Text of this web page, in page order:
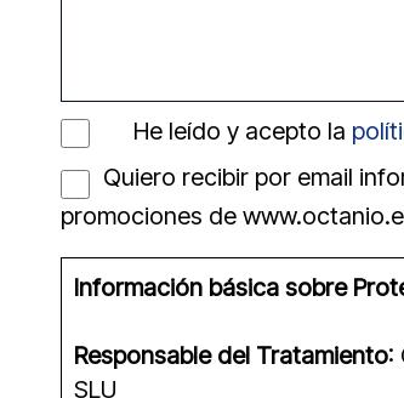
He leído y acepto la
Quiero recibir por email
promociones de
Información básica sobre
Responsable del Tratamiento:
SLU